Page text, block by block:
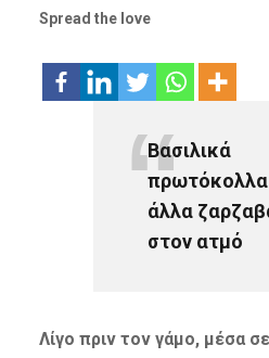
Spread the love
Βασιλικά
πρωτόκολλα
άλλα
στον ατμό
Λίγο πριν τον γάμο, μέσα